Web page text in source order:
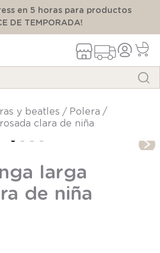
en 5 horas para productos
DE TEMPORADA!
y beatles
polera
clara de niña
larga
de niña